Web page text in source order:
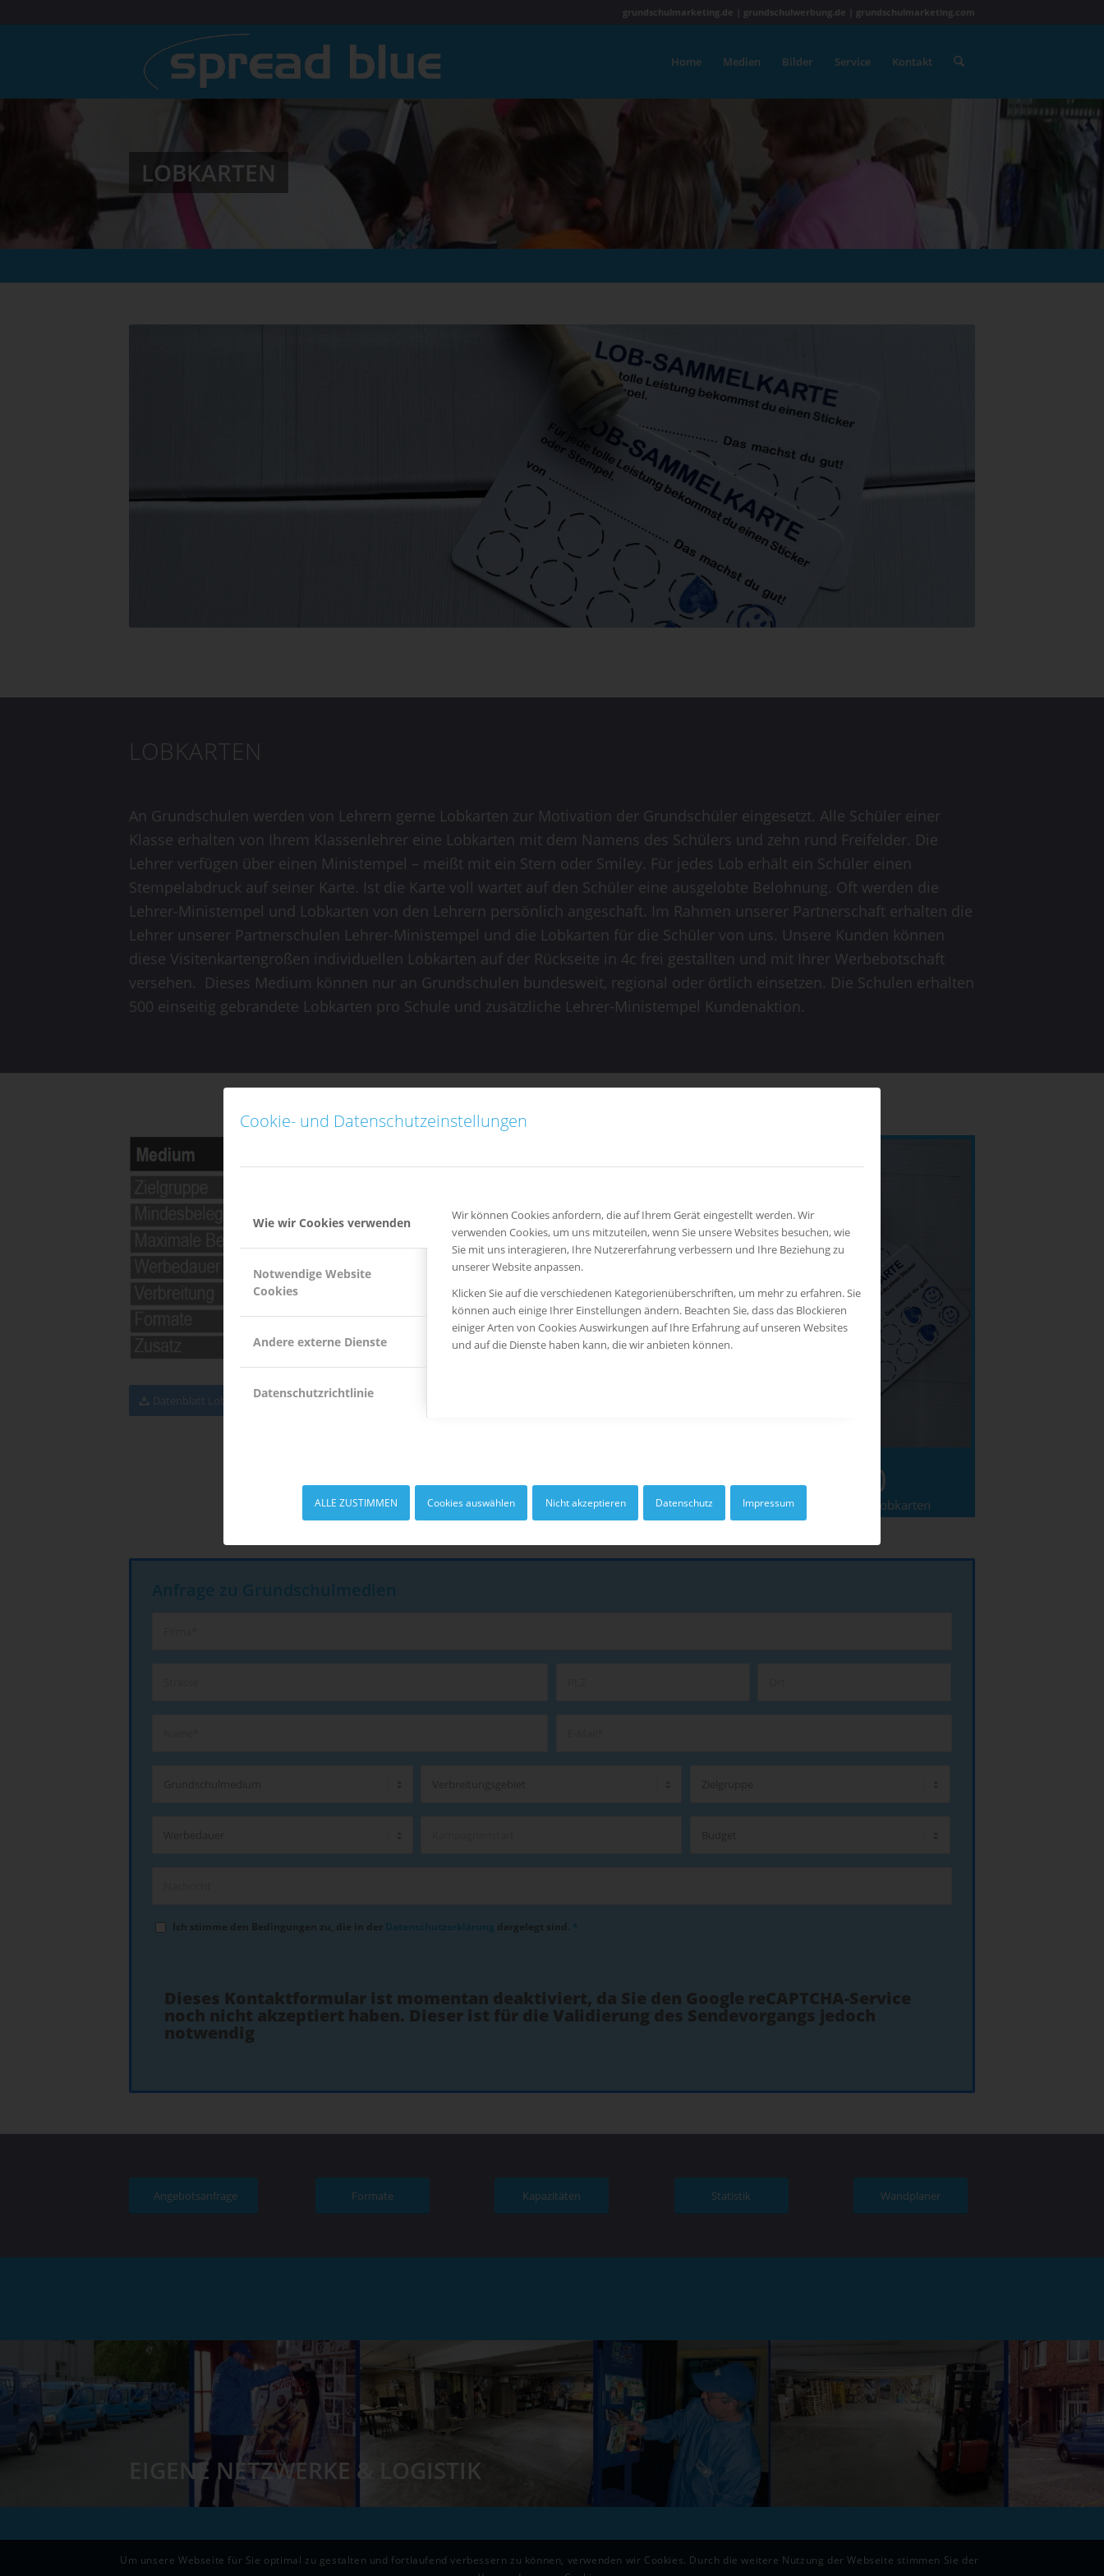
Cookie- und Datenschutzeinstellungen
Wie wir Cookies verwenden
Notwendige Website
Cookies
Andere externe Dienste
Datenschutzrichtlinie
Wir können Cookies anfordern, die auf Ihrem Gerät eingestellt werden. Wir
verwenden Cookies, um uns mitzuteilen, wenn Sie unsere Websites besuchen, wie
Sie mit uns interagieren, Ihre Nutzererfahrung verbessern und Ihre Beziehung zu
unserer Website anpassen.
Klicken Sie auf die verschiedenen Kategorienüberschriften, um mehr zu erfahren. Sie
können auch einige Ihrer Einstellungen ändern. Beachten Sie, dass das Blockieren
einiger Arten von Cookies Auswirkungen auf Ihre Erfahrung auf unseren Websites
und auf die Dienste haben kann, die wir anbieten können.
ALLE ZUSTIMMEN Cookies auswählen Nicht akzeptieren Datenschutz Impressum
grundschulmarketing.de | grundschulwerbung.de | grundschulmarketing.com
Home Medien Bilder Service Kontakt
LOBKARTEN
LOBKARTEN
An Grundschulen werden von Lehrern gerne Lobkarten zur Motivation der Grundschüler eingesetzt. Alle Schüler einer
Klasse erhalten von Ihrem Klassenlehrer eine Lobkarten mit dem Namens des Schülers und zehn rund Freifelder. Die
Lehrer verfügen über einen Ministempel – meißt mit ein Stern oder Smiley. Für jedes Lob erhält ein Schüler einen
Stempelabdruck auf seiner Karte. Ist die Karte voll wartet auf den Schüler eine ausgelobte Belohnung. Oft werden die
Lehrer-Ministempel und Lobkarten von den Lehrern persönlich angeschaft. Im Rahmen unserer Partnerschaft erhalten die
Lehrer unserer Partnerschulen Lehrer-Ministempel und die Lobkarten für die Schüler von uns. Unsere Kunden können
diese Visitenkartengroßen individuellen Lobkarten auf der Rückseite in 4c frei gestallten und mit Ihrer Werbebotschaft
versehen. Dieses Medium können nur an Grundschulen bundesweit, regional oder örtlich einsetzen. Die Schulen erhalten
500 einseitig gebrandete Lobkarten pro Schule und zusätzliche Lehrer-Ministempel Kundenaktion.
Datenblatt Lobkarten
2500
Grundschulen für Lobkarten
Ich stimme den Bedingungen zu, die in der dargelegt sind.
Dieses Kontaktformular ist momentan deaktiviert, da Sie den Google reCAPTCHA-Service
noch nicht akzeptiert haben. Dieser ist für die Validierung des Sendevorgangs jedoch
notwendig
Angebotsanfrage Formate Kapazitäten Statistik Wandplaner
EIGENE NETZWERKE & LOGISTIK
Um unsere Webseite für Sie optimal zu gestalten und fortlaufend verbessern zu können, verwenden wir Cookies. Durch die weitere Nutzung der Webseite stimmen Sie der